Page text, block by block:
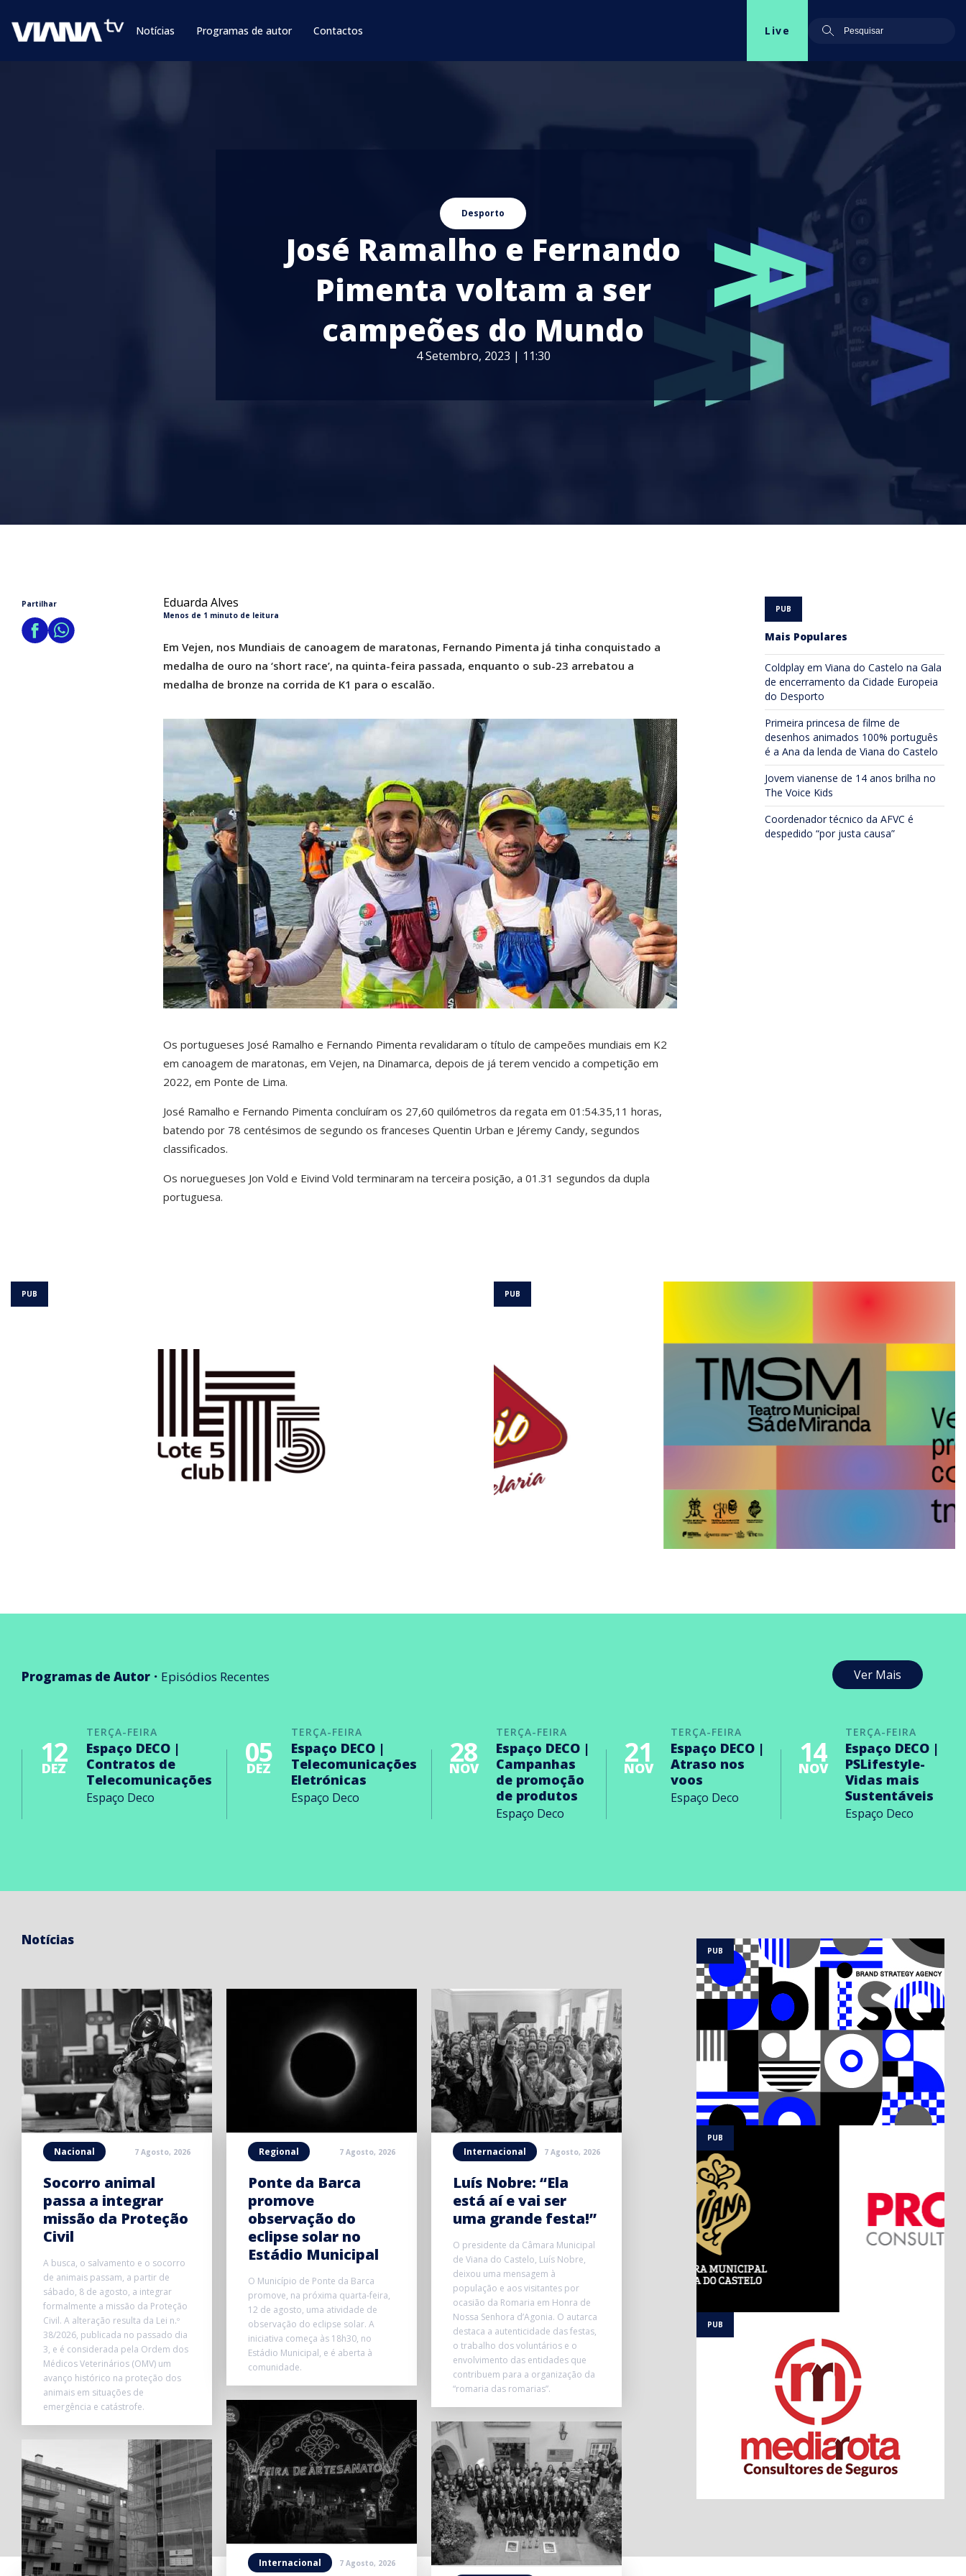
Notícias Programas de autor Contactos Live
Desporto
José Ramalho e Fernando
Pimenta voltam a ser
campeões do Mundo
4 Setembro, 2023 | 11:30
Partilhar Eduarda Alves
Menos de 1 minuto de leitura
Em Vejen, nos Mundiais de canoagem de maratonas, Fernando Pimenta já tinha conquistado a
medalha de ouro na ‘short race’, na quinta-feira passada, enquanto o sub-23 arrebatou a
medalha de bronze na corrida de K1 para o escalão.
Os portugueses José Ramalho e Fernando Pimenta revalidaram o título de campeões mundiais em K2
em canoagem de maratonas, em Vejen, na Dinamarca, depois de já terem vencido a competição em
2022, em Ponte de Lima.
José Ramalho e Fernando Pimenta concluíram os 27,60 quilómetros da regata em 01:54.35,11 horas,
batendo por 78 centésimos de segundo os franceses Quentin Urban e Jéremy Candy, segundos
classificados.
Os noruegueses Jon Vold e Eivind Vold terminaram na terceira posição, a 01.31 segundos da dupla
portuguesa.
Mais Populares
Coldplay em Viana do Castelo na Gala
de encerramento da Cidade Europeia
do Desporto
Primeira princesa de filme de
desenhos animados 100% português
é a Ana da lenda de Viana do Castelo
Jovem vianense de 14 anos brilha no
The Voice Kids
Coordenador técnico da AFVC é
despedido “por justa causa”
Programas de Autor Episódios Recentes Ver Mais
TERÇA-FEIRA
12
DEZ
Espaço DECO |
Contratos de
Telecomunicações
Espaço Deco
TERÇA-FEIRA
05
DEZ
Espaço DECO |
Telecomunicações
Eletrónicas
Espaço Deco
TERÇA-FEIRA
28
NOV
Espaço DECO |
Campanhas
de promoção
de produtos
Espaço Deco
TERÇA-FEIRA
21
NOV
Espaço DECO |
Atraso nos
voos
Espaço Deco
TERÇA-FEIRA
14
NOV
Espaço DECO |
PSLifestyle-
Vidas mais
Sustentáveis
Espaço Deco
Notícias
Nacional 7 Agosto, 2026
Socorro animal
passa a integrar
missão da Proteção
Civil
A busca, o salvamento e o socorro
de animais passam, a partir de
sábado, 8 de agosto, a integrar
formalmente a missão da Proteção
Civil. A alteração resulta da Lei n.º
38/2026, publicada no passado dia
3, e é considerada pela Ordem dos
Médicos Veterinários (OMV) um
avanço histórico na proteção dos
animais em situações de
emergência e catástrofe.
Regional 7 Agosto, 2026
Ponte da Barca
promove
observação do
eclipse solar no
Estádio Municipal
O Município de Ponte da Barca
promove, na próxima quarta-feira,
12 de agosto, uma atividade de
observação do eclipse solar. A
iniciativa começa às 18h30, no
Estádio Municipal, e é aberta à
comunidade.
Internacional 7 Agosto, 2026
Internacional 7 Agosto, 2026
Luís Nobre: “Ela
está aí e vai ser
uma grande festa!”
O presidente da Câmara Municipal
de Viana do Castelo, Luís Nobre,
deixou uma mensagem à
população e aos visitantes por
ocasião da Romaria em Honra de
Nossa Senhora d’Agonia. O autarca
destaca a autenticidade das festas,
o trabalho dos voluntários e o
envolvimento das entidades que
contribuem para a organização da
“romaria das romarias”.